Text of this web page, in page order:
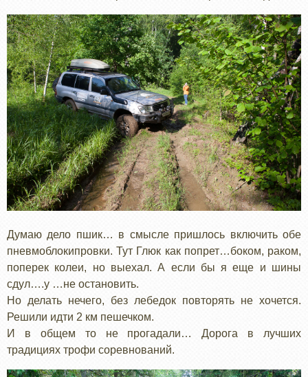
Думаю дело пшик… в смысле пришлось включить обе
пневмоблокипровки. Тут Глюк как попрет…боком, раком,
поперек колеи, но выехал. А если бы я еще и шины
сдул….у …не остановить.
Но делать нечего, без лебедок повторять не хочется.
Решили идти 2 км пешечком.
И в общем то не прогадали… Дорога в лучших
традициях трофи соревнований.